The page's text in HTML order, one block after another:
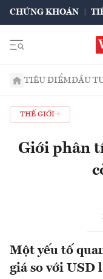
CHỨNG KHOÁN
TIÊU ĐIỂMĐẦU
THẾ GIỚI
Giới phân
Một yếu tố
giá so với USD